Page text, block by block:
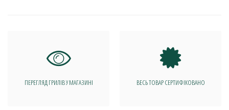
ПЕРЕГЛЯД ГРИЛІВ У МАГАЗИНІ ВЕСЬ ТОВАР СЕРТИФІКОВАНО